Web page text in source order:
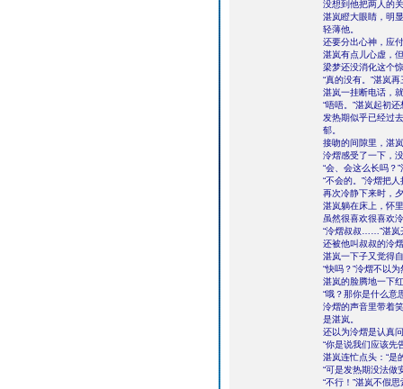
没想到他把两人的
湛岚瞪大眼睛，明
轻薄他。
还要分出心神，应
湛岚有点儿心虚，
梁梦还没消化这个
“真的没有。”湛岚
湛岚一挂断电话，
“唔唔。”湛岚起初
发热期似乎已经过
郁。
接吻的间隙里，湛
泠熠感受了一下，
“会、会这么长吗？
“不会的。”泠熠把
再次冷静下来时，
湛岚躺在床上，怀
虽然很喜欢很喜欢
“泠熠叔叔……”湛岚
还被他叫叔叔的泠
湛岚一下子又觉得
“快吗？”泠熠不以
湛岚的脸腾地一下
“哦？那你是什么意
泠熠的声音里带着
是湛岚。
还以为泠熠是认真
“你是说我们应该先
湛岚连忙点头：“是
“可是发热期没法做
“不行！”湛岚不假